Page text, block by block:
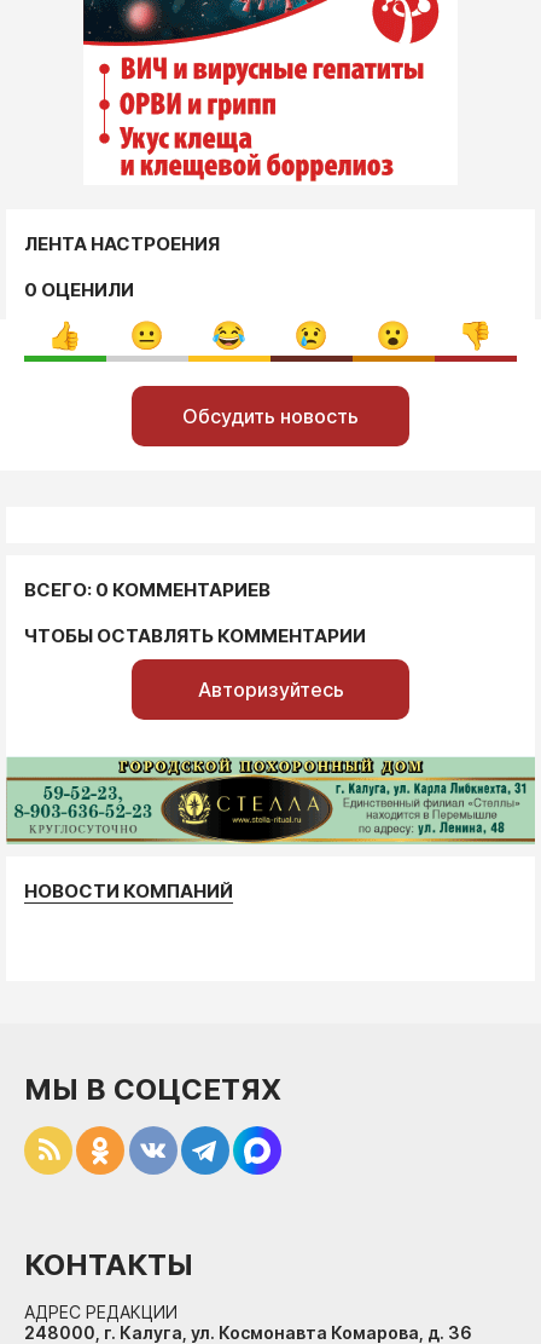
ЛЕНТА НАСТРОЕНИЯ
0 ОЦЕНИЛИ
Обсудить новость
ВСЕГО: 0 КОММЕНТАРИЕВ
ЧТОБЫ ОСТАВЛЯТЬ КОММЕНТАРИИ
Авторизуйтесь
НОВОСТИ КОМПАНИЙ
МЫ В СОЦСЕТЯХ
КОНТАКТЫ
АДРЕС РЕДАКЦИИ
248000, г. Калуга, ул. Космонавта Комарова, д. 36